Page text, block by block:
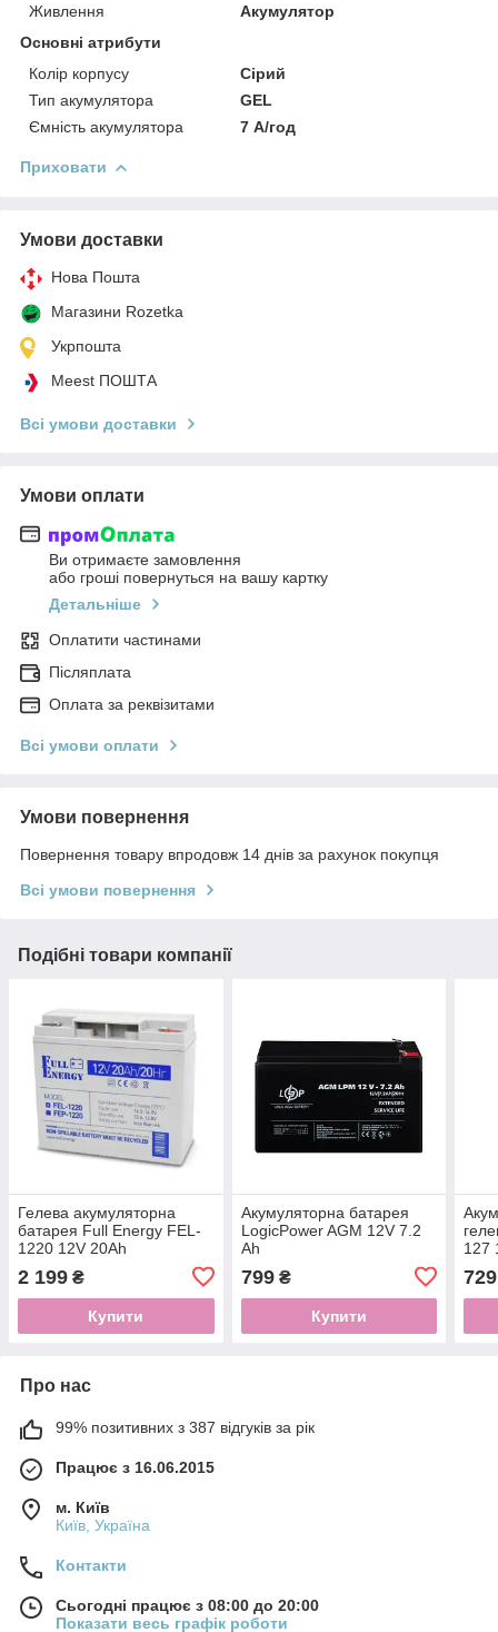
Живлення
Акумулятор
Основні атрибути
Колір корпусу
Сірий
Тип акумулятора
GEL
Ємність акумулятора
7 А/год
Приховати
Умови доставки
Нова Пошта
Магазини Rozetka
Укрпошта
Meest ПОШТА
Всі умови доставки
Умови оплати
Ви отримаєте замовлення
або гроші повернуться на вашу картку
Детальніше
Оплатити частинами
Післяплата
Оплата за реквізитами
Всі умови оплати
Умови повернення
Повернення товару впродовж 14 днів за рахунок покупця
Всі умови повернення
Подібні товари компанії
Гелева акумуляторна
батарея Full Energy FEL-
1220 12V 20Ah
2 199 ₴
Купити
Акумуляторна батарея
LogicPower AGM 12V 7.2
Ah
799₴
Купити
127
729
Про нас
99% позитивних з 387 відгуків за рік
Працює з 16.06.2015
м. Київ
Київ, Україна
Контакти
Сьогодні працює з 08:00 до 20:00
Показати весь графік роботи